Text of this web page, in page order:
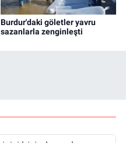
Burdur'daki göletler yavru
sazanlarla zenginleşti